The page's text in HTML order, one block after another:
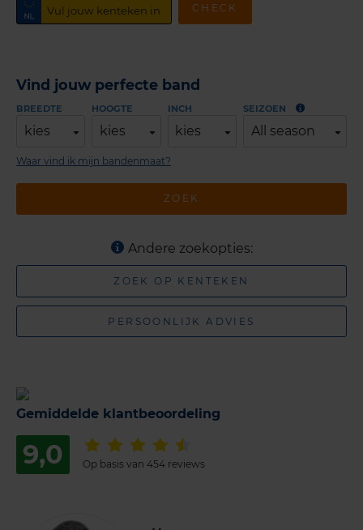
CHECK
Vind jouw perfecte band
Waar vind ik mijn bandenmaat?
BREEDTE
kies
HOOGTE
kies
INCH
kies
SEIZOEN
All season
ZOEK
Andere zoekopties:
ZOEK OP KENTEKEN
PERSOONLIJK ADVIES
Gemiddelde klantbeoordeling
9,0 Op basis van 454 reviews